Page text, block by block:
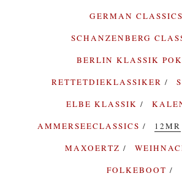
GERMAN CLASSICS
SCHANZENBERG
BERLIN KLASSIK
RETTETDIEKLASSIKER
ELBE KLASSIK
AMMERSEECLASSICS
12MR
MAXOERTZ
FOLKEBOOT